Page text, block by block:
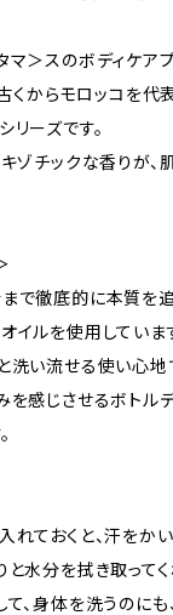
マ＞スのボディケア
からモロッコを代
リーズです。
ゾチックな香りが、
で徹底的に本質を追
イルを使用していま
洗い流せる使い心
を感じさせるボトル
れておくと、汗をか
水分を拭き取ってく
て、身体を洗うのに